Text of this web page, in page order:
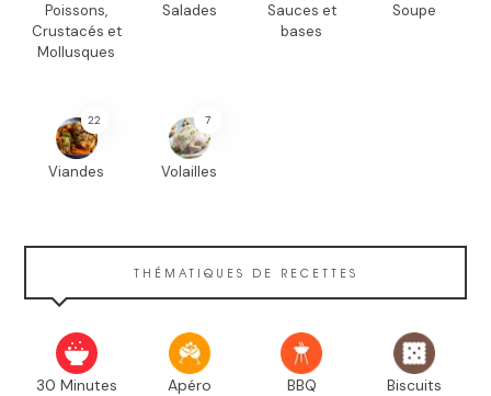
Poissons,
Crustacés et
Mollusques
Salades
Sauces et
bases
Soupe
22
Viandes
7
Volailles
THÉMATIQUES DE RECETTES
30 Minutes
Apéro BBQ Biscuits